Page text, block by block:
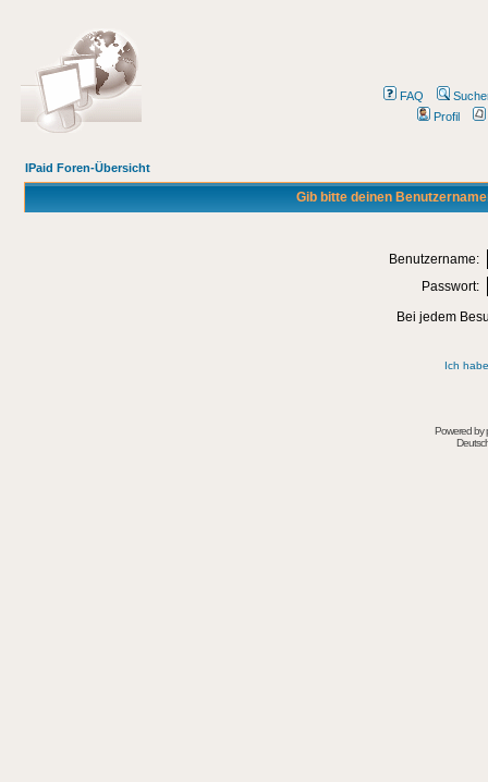
FAQ
Profil
IPaid Foren-Übersicht
Gib bitte deinen
Benutzername:
Passwort:
Bei jedem
Ich
Powered by